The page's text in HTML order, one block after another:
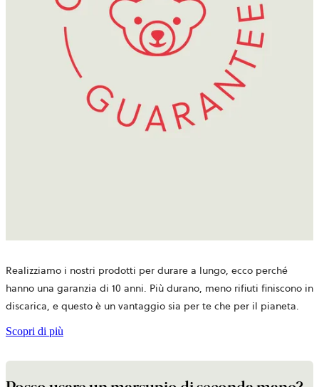
Realizziamo i nostri prodotti per durare a lungo, ecco perché
hanno una garanzia di 10 anni. Più durano, meno rifiuti finiscono in
discarica, e questo è un vantaggio sia per te che per il pianeta.
Scopri di più